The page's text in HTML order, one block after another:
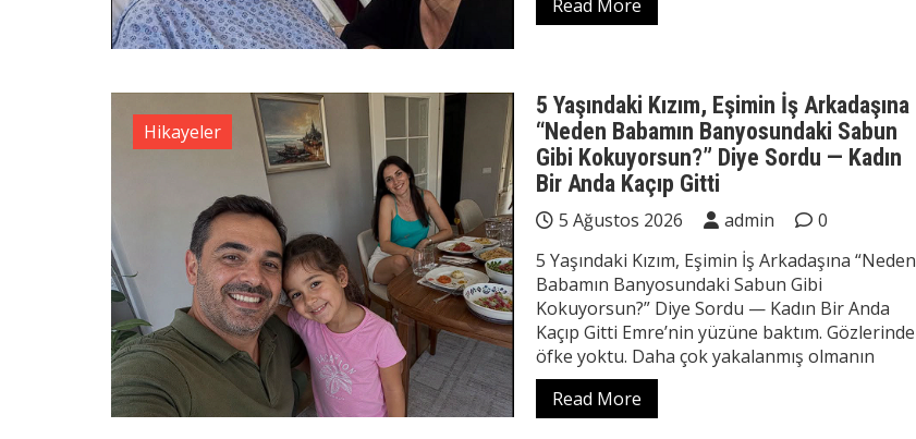
Read More
Hikayeler
5 Yaşındaki Kızım, Eşimin İş Arkadaşına
“Neden Babamın Banyosundaki Sabun
Gibi Kokuyorsun?” Diye Sordu — Kadın
Bir Anda Kaçıp Gitti
5 Ağustos 2026 admin
0
5 Yaşındaki Kızım, Eşimin İş Arkadaşına “Neden
Babamın Banyosundaki Sabun Gibi
Kokuyorsun?” Diye Sordu — Kadın Bir Anda
Kaçıp Gitti Emre’nin yüzüne baktım. Gözlerinde
öfke yoktu. Daha çok yakalanmış olmanın
Read More